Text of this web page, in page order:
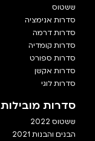
ששטוס
סדרות אנימציה
סדרות דרמה
סדרות קומדיה
סדרות ספורט
סדרות אקשן
סדרות לוגי
סדרות מובילות
ששטוס 2022
הבנים והבנות 2021